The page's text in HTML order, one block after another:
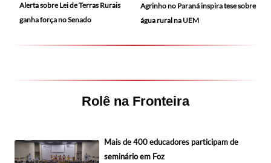
Alerta sobre Lei de Terras Rurais
ganha força no Senado
Agrinho no Paraná inspira tese sobre
água rural na UEM
Rolê na Fronteira
Mais de 400 educadores participam de
seminário em Foz